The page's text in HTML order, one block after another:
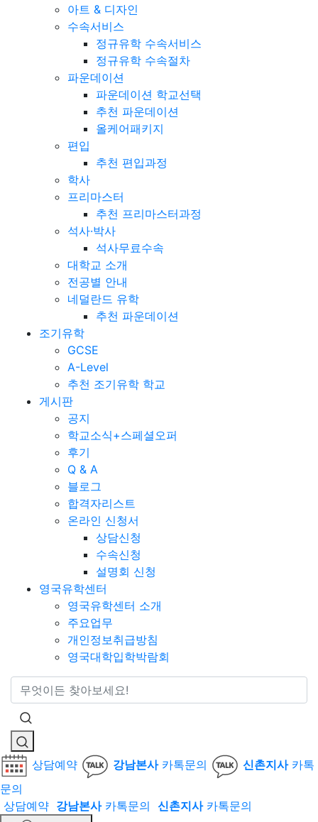
아트 & 디자인
수속서비스
정규유학 수속서비스
정규유학 수속절차
파운데이션
파운데이션 학교선택
추천 파운데이션
올케어패키지
편입
추천 편입과정
학사
프리마스터
추천 프리마스터과정
석사·박사
석사무료수속
대학교 소개
전공별 안내
네덜란드 유학
추천 파운데이션
조기유학
GCSE
A-Level
추천 조기유학 학교
게시판
공지
학교소식+스페셜오퍼
후기
Q & A
블로그
합격자리스트
온라인 신청서
상담신청
수속신청
설명회 신청
영국유학센터
영국유학센터 소개
주요업무
개인정보취급방침
영국대학입학박람회
통합검색
상담예약 강남본사카톡문의 신촌지사카톡
문의
상담예약 강남본사카톡문의 신촌지사카톡문의